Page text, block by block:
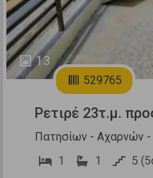
13
529765
Ρετιρέ 23τ.μ.
Πατησίων - Αχαρνών -
1
1 5